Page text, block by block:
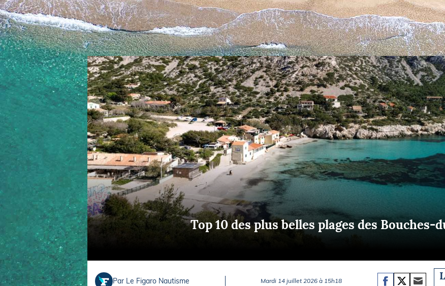
Application Bloc Marine
Règlementation
BATEAUX
Voiliers
Bateaux à moteur
Equipements
Salons
Economie
Yachting
Vendée Globe
Arkea Ultim Challenge
Route du Rhum - Destination
Guadeloupe
Transat Café l'Or
America's Cup
LOISIRS
Pêche en mer
Plongée
Glisse
Blogs
SERVICES
Nos magazines
La newsletter
METEO CONSULT Marine
Briefings
FLASH INFO
Top 10 des plus belles plages des Bouches-
Par Le Figaro Nautisme Mardi 14 juillet 2026 à 15h18